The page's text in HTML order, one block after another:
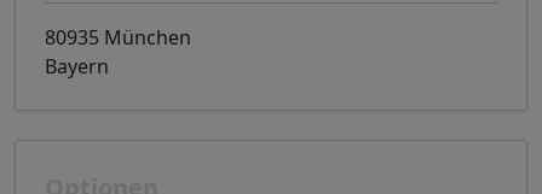
80935 München
Bayern